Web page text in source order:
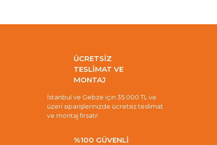
ÜCRETSİZ
TESLİMAT VE
MONTAJ
İstanbul ve Gebze için 35.000 TL ve
üzeri siparişlerinizde ücretsiz teslimat
ve montaj fırsatı!
%100 GÜVENLİ